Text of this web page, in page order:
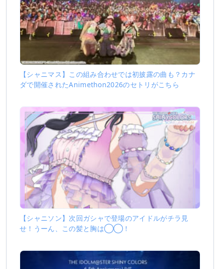
【シャニマス】この組み合わせでは初披露の曲も？カナ
ダで開催されたAnimethon2026のセトリがこちら
【シャニソン】次回ガシャで登場のアイドルがチラ見
せ！うーん、この髪と胸は◯◯！